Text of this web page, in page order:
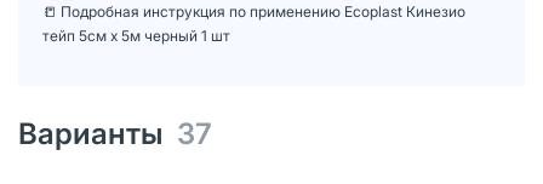
📒 Подробная инструкция по применению Ecoplast Кинезио
тейп 5см х 5м черный 1 шт
Варианты 37